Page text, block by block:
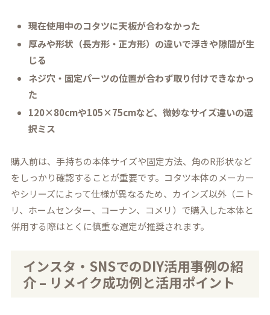
現在使用中のコタツに天板が合わなかった
厚みや形状（長方形・正方形）の違いで浮きや隙間が生
じる
ネジ穴・固定パーツの位置が合わず取り付けできなかっ
た
120×80cmや105×75cmなど、微妙なサイズ違いの選
択ミス
購入前は、手持ちの本体サイズや固定方法、角のR形状など
をしっかり確認することが重要です。コタツ本体のメーカー
やシリーズによって仕様が異なるため、カインズ以外（ニト
リ、ホームセンター、コーナン、コメリ）で購入した本体と
併用する際はとくに慎重な選定が推奨されます。
インスタ・SNSでのDIY活用事例の紹
介 – リメイク成功例と活用ポイント